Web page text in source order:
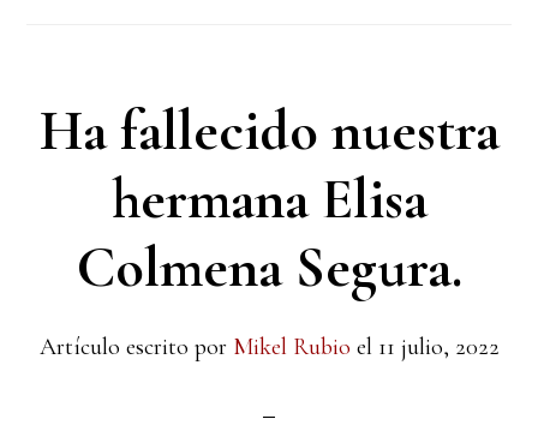
Ha fallecido nuestra
hermana Elisa
Colmena Segura.
Artículo escrito por Mikel Rubio el 11 julio, 2022